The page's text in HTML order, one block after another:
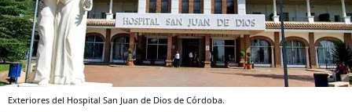
Exteriores del Hospital San Juan de Dios de Córdoba.